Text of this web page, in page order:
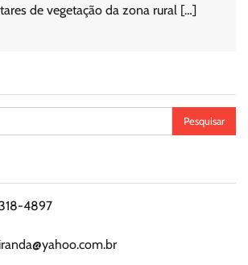
de vegetação da zona rural […]
4897